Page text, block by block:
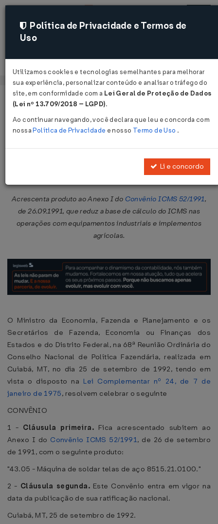
Acessar
Página Inicial Legislações
Convênio ICMS nº 109 de
Acrescenta produto ao Anexo I do Convênio ICMS 52/1991,
de 26.09.1991, que reduz a base de cálculo do ICMS nas
operações com equipamentos industriais e implementos
agrícolas.
O Ministro da Economia, Fazenda e Planejamento e os
Secretários de Fazenda, Economia ou Finanças dos
Estados e do Distrito Federal, na 68ª Reunião Ordinária do
Conselho Nacional de Política Fazendária, realizada em
Cuiabá, MT, no dia 25 de setembro de 1992, tendo em
vista o disposto na Lei Complementar nº 24, de 7 de
janeiro de 1975, resolvem celebrar o seguinte
CONVÊNIO
1 - Cláusula primeira. Fica acrescentado subitem ao
Anexo I do Convênio ICMS 52/1991, de 26 de setembro
de 1991, com o seguinte produto:
"43.05 - Máquina de soldar telas de aço 8515.21.0100."
2 - Cláusula segunda. Este Convênio entra em vigor na
data da publicação de sua ratificação nacional.
Cuiabá, MT, 25 de setembro de 1992.
Política de Privacidade e Termos de
Uso
Utilizamos cookies e tecnologias semelhantes para melhorar
sua experiência, personalizar conteúdo e analisar o tráfego do
site, em conformidade com a Lei Geral de Proteção de Dados
(Lei nº 13.709/2018 – LGPD).
Ao continuar navegando, você declara que leu e concorda com
nossaPolítica de Privacidade e nosso Termo de Uso .
Li e concordo